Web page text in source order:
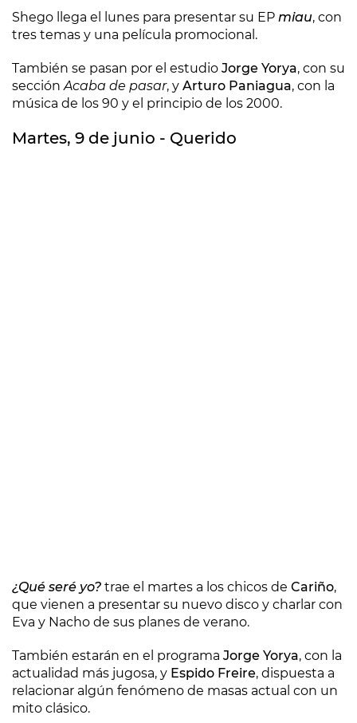
Shego llega el lunes para presentar su EP miau, con
tres temas y una película promocional.
También se pasan por el estudio Jorge Yorya, con su
secciónAcaba de pasar, y Arturo Paniagua, con la
música de los 90 y el principio de los 2000.
Martes, 9 de junio - Querido
¿Qué seré yo? trae el martes a los chicos de Cariño,
que vienen a presentar su nuevo disco y charlar con
Eva y Nacho de sus planes de verano.
También estarán en el programa Jorge Yorya, con la
actualidad más jugosa, y Espido Freire, dispuesta a
relacionar algún fenómeno de masas actual con un
mito clásico.